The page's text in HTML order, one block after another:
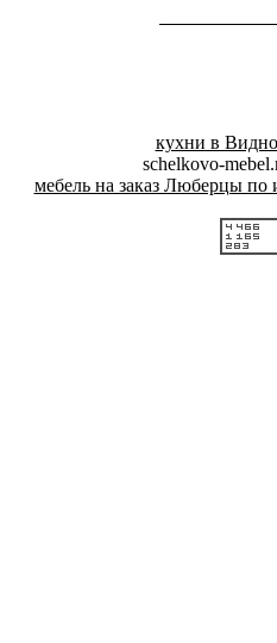
кухни в
schelkovo-
мебель на заказ Люберцы